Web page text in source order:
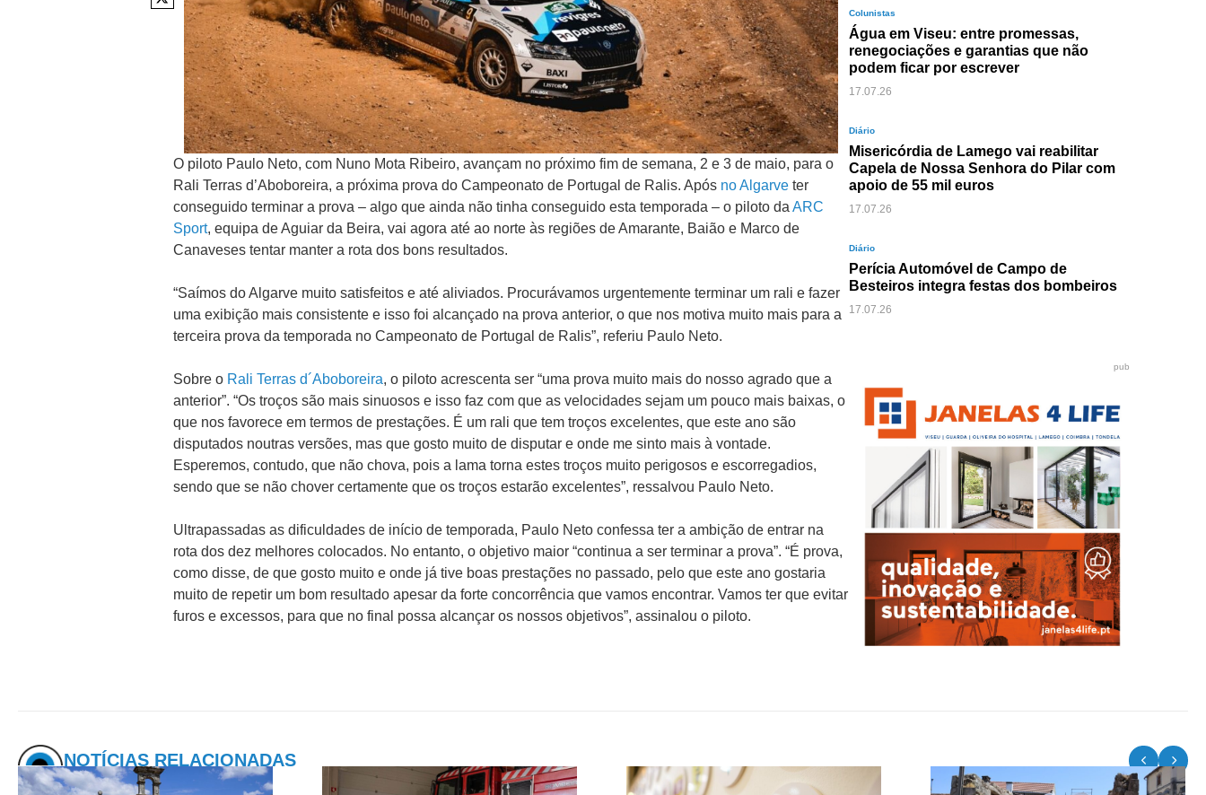
O piloto Paulo Neto, com Nuno Mota Ribeiro, avançam no próximo fim de semana, 2 e 3 de maio, para o
Rali Terras d’Aboboreira, a próxima prova do Campeonato de Portugal de Ralis. Após no Algarve ter
conseguido terminar a prova – algo que ainda não tinha conseguido esta temporada – o piloto daARC
Sport, equipa de Aguiar da Beira, vai agora até ao norte às regiões de Amarante, Baião e Marco de
Canaveses tentar manter a rota dos bons resultados.
“Saímos do Algarve muito satisfeitos e até aliviados. Procurávamos urgentemente terminar um rali e fazer
uma exibição mais consistente e isso foi alcançado na prova anterior, o que nos motiva muito mais para a
terceira prova da temporada no Campeonato de Portugal de Ralis”, referiu Paulo Neto.
Sobre o Rali Terras d´Aboboreira, o piloto acrescenta ser “uma prova muito mais do nosso agrado que a
anterior”. “Os troços são mais sinuosos e isso faz com que as velocidades sejam um pouco mais baixas, o
que nos favorece em termos de prestações. É um rali que tem troços excelentes, que este ano são
disputados noutras versões, mas que gosto muito de disputar e onde me sinto mais à vontade.
Esperemos, contudo, que não chova, pois a lama torna estes troços muito perigosos e escorregadios,
sendo que se não chover certamente que os troços estarão excelentes”, ressalvou Paulo Neto.
Ultrapassadas as dificuldades de início de temporada, Paulo Neto confessa ter a ambição de entrar na
rota dos dez melhores colocados. No entanto, o objetivo maior “continua a ser terminar a prova”. “É prova,
como disse, de que gosto muito e onde já tive boas prestações no passado, pelo que este ano gostaria
muito de repetir um bom resultado apesar da forte concorrência que vamos encontrar. Vamos ter que evitar
furos e excessos, para que no final possa alcançar os nossos objetivos”, assinalou o piloto.
Colunistas
Água em Viseu: entre promessas,
renegociações e garantias que não
podem ficar por escrever
17.07.26
Diário
Misericórdia de Lamego vai reabilitar
Capela de Nossa Senhora do Pilar com
apoio de 55 mil euros
17.07.26
Diário
Perícia Automóvel de Campo de
Besteiros integra festas dos bombeiros
17.07.26
pub
NOTÍCIAS RELACIONADAS